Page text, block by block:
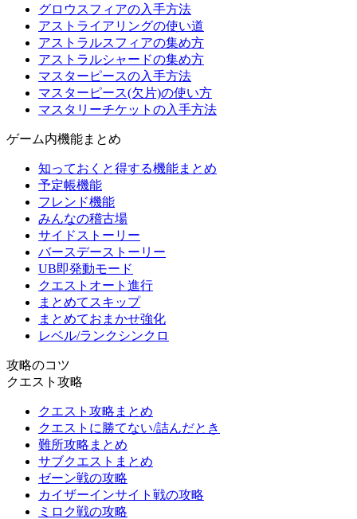
グロウスフィアの入手方法
アストライアリングの使い道
アストラルスフィアの集め方
アストラルシャードの集め方
マスターピースの入手方法
マスターピース(欠片)の使い方
マスタリーチケットの入手方法
ゲーム内機能まとめ
知っておくと得する機能まとめ
予定帳機能
フレンド機能
みんなの稽古場
サイドストーリー
バースデーストーリー
UB即発動モード
クエストオート進行
まとめてスキップ
まとめておまかせ強化
レベル/ランクシンクロ
攻略のコツ
クエスト攻略
クエスト攻略まとめ
クエストに勝てない/詰んだとき
難所攻略まとめ
サブクエストまとめ
ゼーン戦の攻略
カイザーインサイト戦の攻略
ミロク戦の攻略